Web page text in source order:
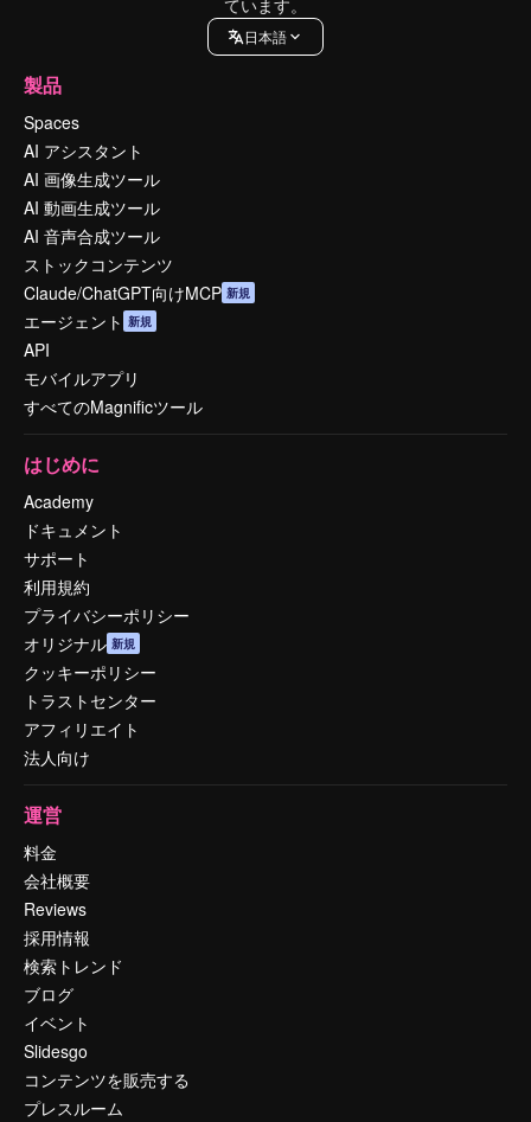
日本語
製品
Spaces
AI アシスタント
AI 画像生成ツール
AI 動画生成ツール
AI 音声合成ツール
ストックコンテンツ
Claude/ChatGPT向けMCP 新規
エージェント 新規
API
モバイルアプリ
すべてのMagnificツール
はじめに
Academy
ドキュメント
サポート
利用規約
プライバシーポリシー
オリジナル 新規
クッキーポリシー
トラストセンター
アフィリエイト
法人向け
運営
料金
会社概要
Reviews
採用情報
検索トレンド
ブログ
イベント
Slidesgo
コンテンツを販売する
プレスルーム